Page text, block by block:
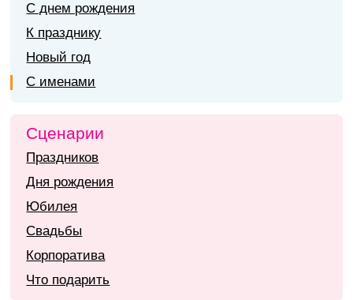
С днем рождения
К празднику
Новый год
С именами
Сценарии
Праздников
Дня рождения
Юбилея
Свадьбы
Корпоратива
Что подарить